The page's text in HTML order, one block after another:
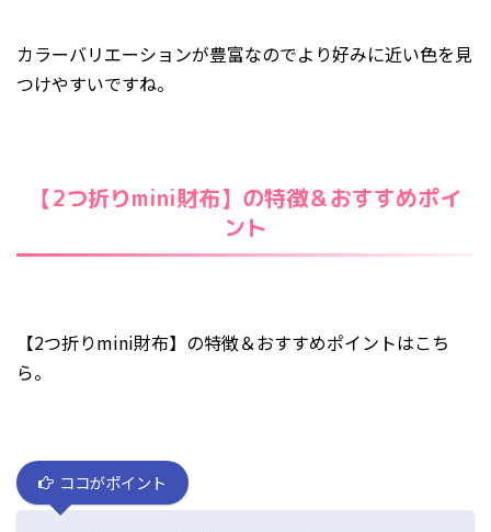
カラーバリエーションが豊富なのでより好みに近い色を見
つけやすいですね。
【2つ折りmini財布】の特徴＆おすすめポイ
ント
【2つ折りmini財布】の特徴＆おすすめポイントはこち
ら。
ココがポイント